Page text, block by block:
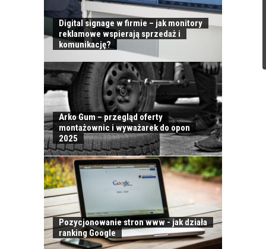
Digital signage w firmie – jak monitory
reklamowe wspierają sprzedaż i
komunikację?
Arko Gum – przegląd oferty
montażownic i wyważarek do opon
2025
Pozycjonowanie stron www - jak działa
ranking Google